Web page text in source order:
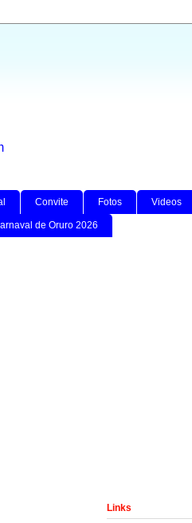
Convite Fotos Videos
de Oruro 2026
Links